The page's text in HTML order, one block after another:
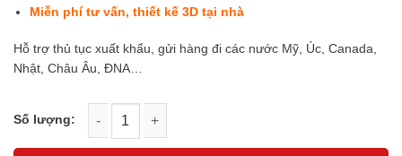
Miễn phí tư vấn, thiết kế 3D tại nhà
Hỗ trợ thủ tục xuất khẩu, gửi hàng đi các nước Mỹ, Úc, Canada,
Nhật, Châu Âu, ĐNA…
Mẫu phòng thờ gỗ sồi đẹp BT-1010S số lượng